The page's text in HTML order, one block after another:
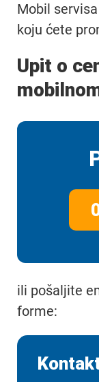
Mobil
koju ćete
Upit o
ili pošaljite
forme: